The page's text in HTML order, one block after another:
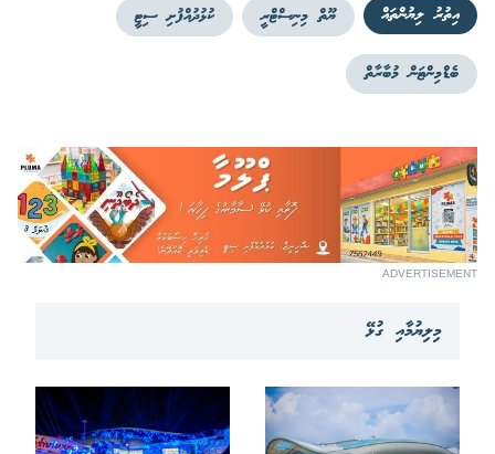
އިތުރު ލިޔުންތައް ޔޫތް މިނިސްޓްރީ ކުޅުދުއްފުށި ސިޓީ
ބެޑްމިންޓަން މުބާރާތް
ADVERTISEMENT
މިލިޔުމާއި ގުޅޭ